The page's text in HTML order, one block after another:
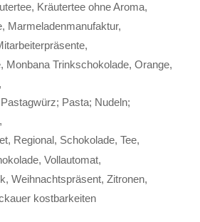
Kräutertee ohne Aroma
Marmeladenmanufaktur
Monbana Trinkschokolade Orange
Pasta; Nudeln;
Regional Schokolade Tee
Vollautomat
Weihnachtspräsent Zitronen
kostbarkeiten